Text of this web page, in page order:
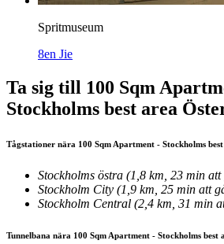
Spritmuseum
8en Jie
Ta sig till 100 Sqm
Stockholms best area
Tågstationer nära 100 Sqm Apartment - Stockholms
Stockholms östra (1,8 km, 23 min att
Stockholm City (1,9 km, 25 min att
Stockholm Central (2,4 km, 31 min
Tunnelbana nära 100 Sqm Apartment - Stockholms best